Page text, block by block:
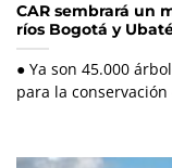
CAR sembrará un
ríos Bogotá y
● Ya son 45.000
para la